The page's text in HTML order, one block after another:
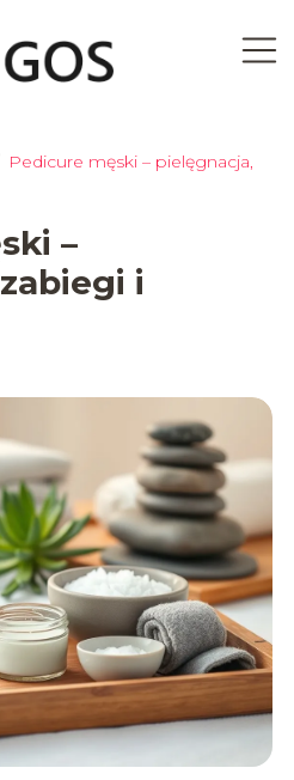
Pedicure męski – pielęgnacja,
–
i